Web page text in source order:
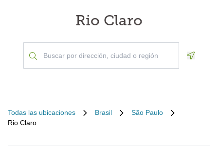
Rio Claro
Todas las ubicaciones Brasil
São Paulo
Rio Claro